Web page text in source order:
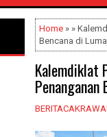
Home » »
Bencana di
Kalemdiklat